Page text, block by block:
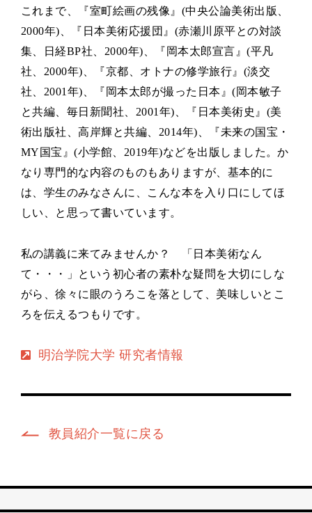
これまで、『室町絵画の残像』(中央公論美術出版、
2000年)、『日本美術応援団』(赤瀬川原平との対談
集、日経BP社、2000年)、『岡本太郎宣言』(平凡
社、2000年)、『京都、オトナの修学旅行』(淡交
社、2001年)、『岡本太郎が撮った日本』(岡本敏子
と共編、毎日新聞社、2001年)、『日本美術史』(美
術出版社、高岸輝と共編、2014年)、『未来の国宝・
MY国宝』(小学館、2019年)などを出版しました。か
なり専門的な内容のものもありますが、基本的に
は、学生のみなさんに、こんな本を入り口にしてほ
しい、と思って書いています。
私の講義に来てみませんか？ 「日本美術なん
て・・・」という初心者の素朴な疑問を大切にしな
がら、徐々に眼のうろこを落として、美味しいとこ
ろを伝えるつもりです。
明治学院大学 研究者情報
教員紹介一覧に戻る